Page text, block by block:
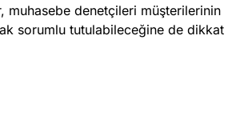
muhasebe denetçileri müşterilerinin
sorumlu tutulabileceğine de dikkat